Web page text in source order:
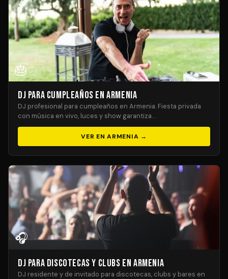
🎂
DJ para Cumpleaños en Armenia
DJ profesional para cumpleaños en Armenia. Fiesta privada
con música en vivo, luces y show garantiza…
VER EN ARMENIA →
🎧
DJ para Discotecas y Clubs en Armenia
DJ residente y de invitado para discotecas, clubs y bares en